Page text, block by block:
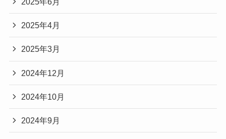
2025年4月
2025年3月
2024年12月
2024年10月
2024年9月